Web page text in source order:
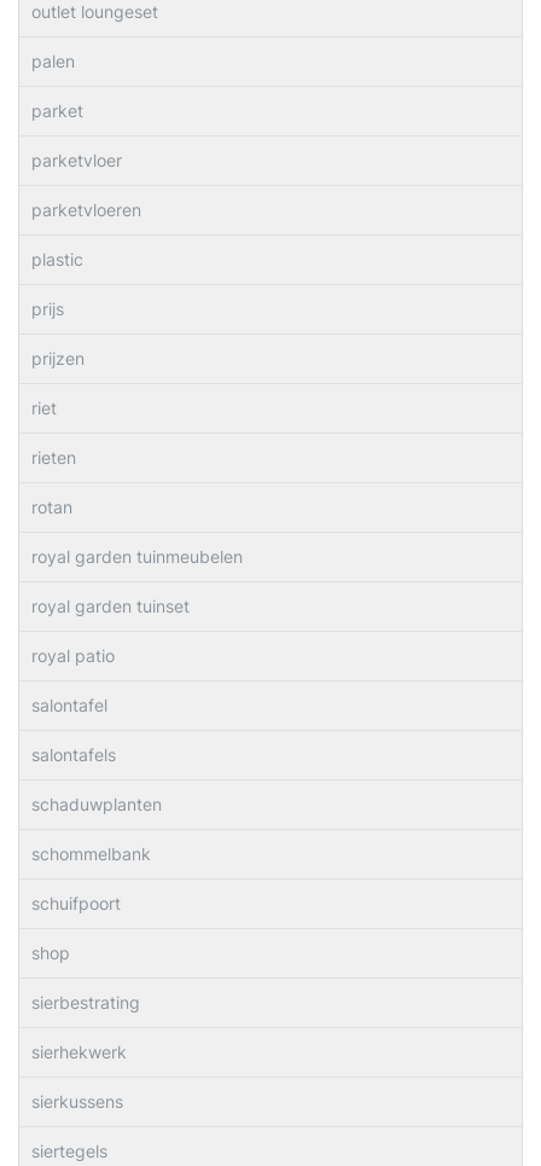
outlet loungeset
palen
parket
parketvloer
parketvloeren
plastic
prijs
prijzen
riet
rieten
rotan
royal garden tuinmeubelen
royal garden tuinset
royal patio
salontafel
salontafels
schaduwplanten
schommelbank
schuifpoort
shop
sierbestrating
sierhekwerk
sierkussens
siertegels